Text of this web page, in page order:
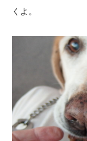
くよ。